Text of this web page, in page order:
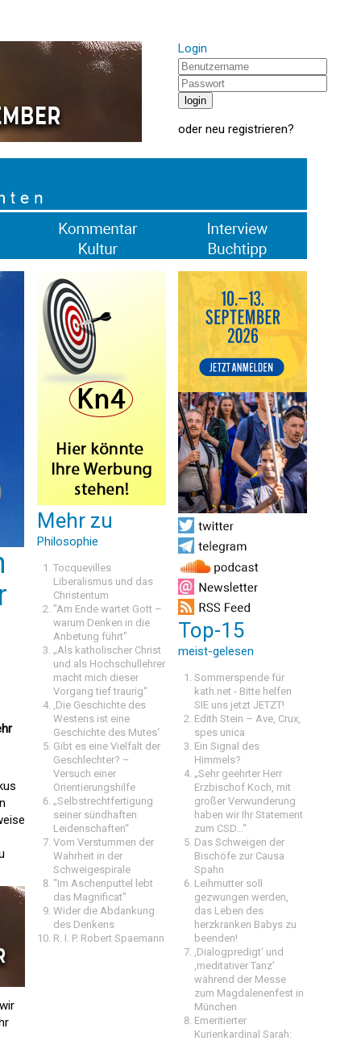
Login
oder neu registrieren?
Mehr zu
Philosophie
Tocquevilles
Liberalismus und das
Christentum
"Am Ende wartet Gott –
warum Denken in die
Anbetung führt"
„Als katholischer Christ
und als Hochschullehrer
macht mich dieser
Vorgang tief traurig“
,Die Geschichte des
Westens ist eine
Geschichte des Mutes‘
Gibt es eine Vielfalt der
Geschlechter? –
Versuch einer
Orientierungshilfe
„Selbstrechtfertigung
seiner sündhaften
Leidenschaften“
Vom Verstummen der
Wahrheit in der
Schweigespirale
"Im Aschenputtel lebt
das Magnificat"
Wider die Abdankung
des Denkens
R. I. P. Robert Spaemann
Top-15
meist-gelesen
Sommerspende für
kath.net - Bitte helfen
SIE uns jetzt JETZT!
Edith Stein – Ave, Crux,
spes unica
Ein Signal des
Himmels?
„Sehr geehrter Herr
Erzbischof Koch, mit
großer Verwunderung
haben wir Ihr Statement
zum CSD…“
Das Schweigen der
Bischöfe zur Causa
Spahn
Leihmutter soll
gezwungen werden,
das Leben des
herzkranken Babys zu
beenden!
‚Dialogpredigt‘ und
‚meditativer Tanz’
während der Messe
zum Magdalenenfest in
München
Emeritierter
Kurienkardinal Sarah: